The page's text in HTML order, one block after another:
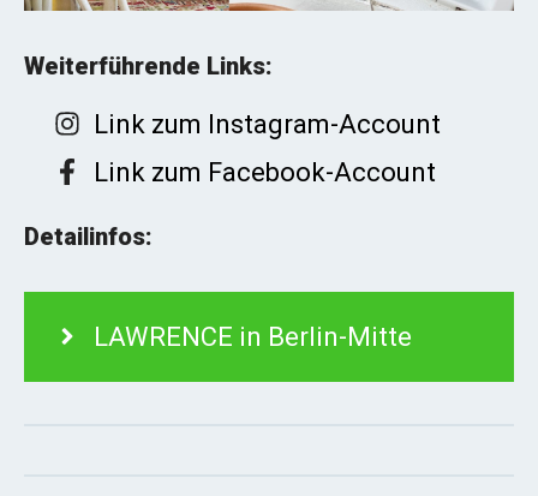
Weiterführende Links:
Link zum Instagram-Account
Link zum Facebook-Account
Detailinfos:
LAWRENCE in Berlin-Mitte